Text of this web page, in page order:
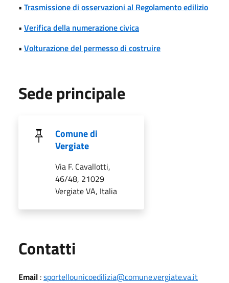
• Trasmissione di osservazioni al Regolamento edilizio
• Verifica della numerazione civica
• Volturazione del permesso di costruire
Sede principale
Comune di
Vergiate
Via F. Cavallotti,
46/48, 21029
Vergiate VA, Italia
Contatti
Email :sportellounicoedilizia@comune.vergiate.va.it